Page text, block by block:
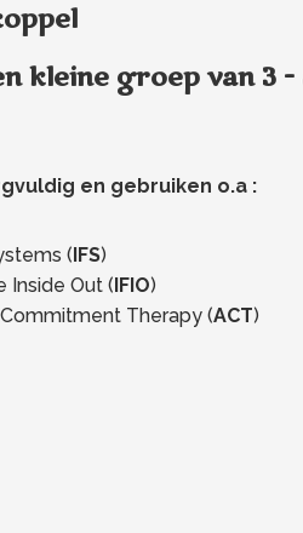
kleine groep van 3
en gebruiken o.a :
(IFS)
Inside Out (IFIO)
Therapy (ACT)